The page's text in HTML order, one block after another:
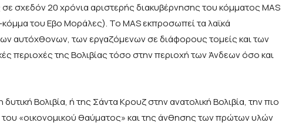
σχεδόν 20 χρόνια αριστερής διακυβέρνησης του κόμματος MAS
του Εβο Μοράλες). Το ΜΑS εκπροσωπεί τα λαϊκά
αυτόχθονων, των εργαζόμενων σε διάφορους τομείς και των
περιοχές της Βολιβίας τόσο στην περιοχή των Άνδεων όσο και
Βολιβία, ή της Σάντα Κρουζ στην ανατολική Βολιβία, την πιο
«οικονομικού θαύματος» και της άνθησης των πρώτων υλών